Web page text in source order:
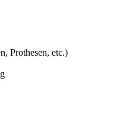
Prothesen, etc.)